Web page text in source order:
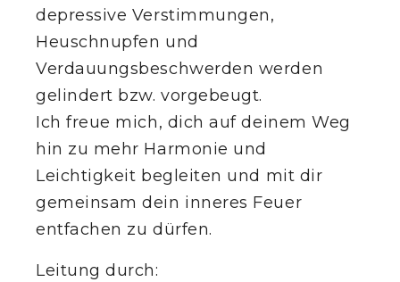
depressive Verstimmungen,
Heuschnupfen und
Verdauungsbeschwerden werden
gelindert bzw. vorgebeugt.
Ich freue mich, dich auf deinem Weg
hin zu mehr Harmonie und
Leichtigkeit begleiten und mit dir
gemeinsam dein inneres Feuer
entfachen zu dürfen.
Leitung durch: